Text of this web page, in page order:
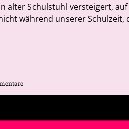
alter Schulstuhl versteigert,
während unserer